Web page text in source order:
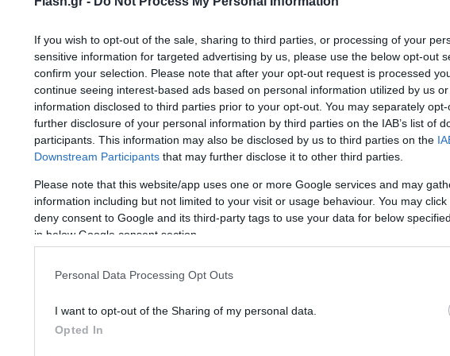
If you wish to opt-out of the sale, sharing to third parties, or processing of your
sensitive information for targeted advertising by us, please use the below opt-out
confirm your selection. Please note that after your opt-out request is processed
continue seeing interest-based ads based on personal information utilized by us
information disclosed to third parties prior to your opt-out. You may separately
further disclosure of your personal information by third parties on the IAB’s list of
participants. This information may also be disclosed by us to third parties on the
Downstream Participants that may further disclose it to other third parties.
Please note that this website/app uses one or more Google services and may
information including but not limited to your visit or usage behaviour. You may
deny consent to Google and its third-party tags to use your data for below
in below Google consent section.
Personal Data Processing Opt Outs
I want to opt-out of the Sharing of my personal data.
Opted In
Τάνια
Γκιώση